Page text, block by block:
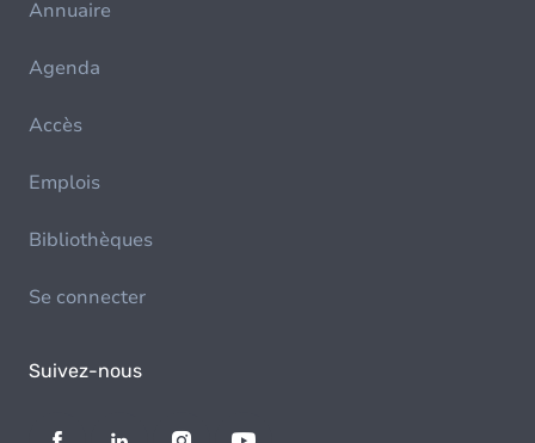
Annuaire
Agenda
Accès
Emplois
Bibliothèques
Se connecter
Suivez-nous